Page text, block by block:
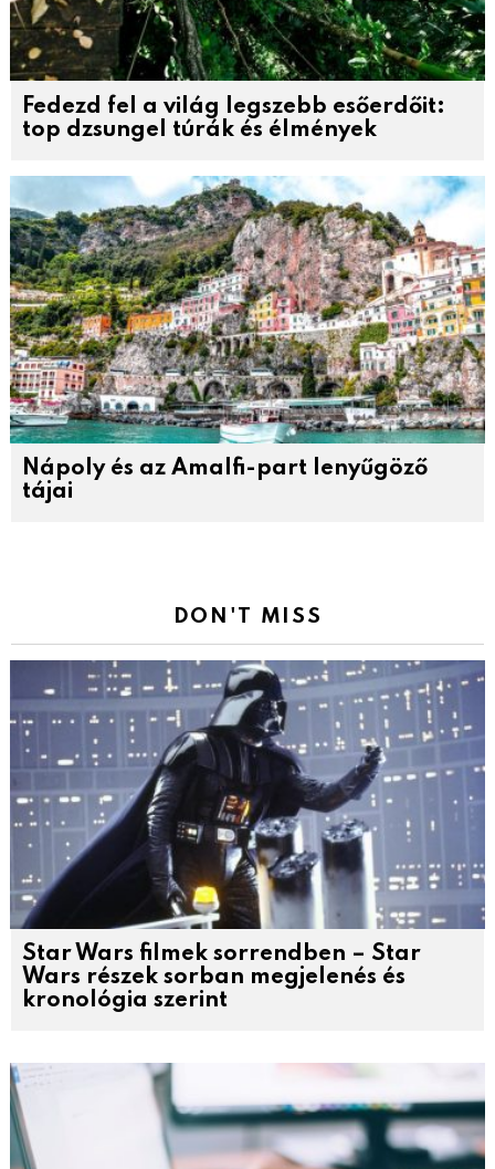
Fedezd fel a világ legszebb esőerdőit:
top dzsungel túrák és élmények
Nápoly és az Amalfi-part lenyűgöző
tájai
DON'T MISS
Star Wars filmek sorrendben – Star
Wars részek sorban megjelenés és
kronológia szerint